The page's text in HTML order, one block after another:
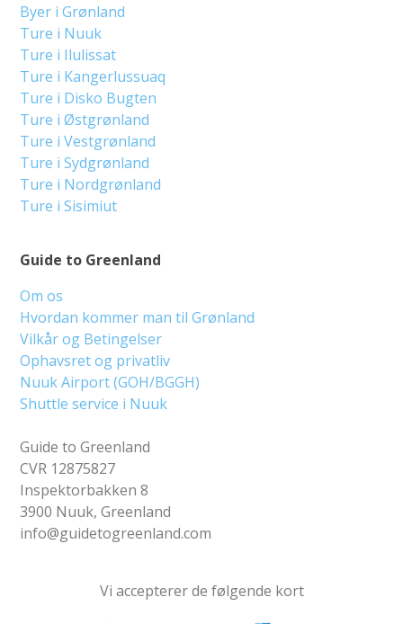
Guide to Greenland
Om os
Hvordan kommer man til Grønland
Vilkår og Betingelser
Ophavsret og privatliv
Nuuk Airport (GOH/BGGH)
Shuttle service i Nuuk
Guide to Greenland
CVR 12875827
Inspektorbakken 8
3900 Nuuk, Greenland
info@guidetogreenland.com
Byer i Grønland
Ture i Nuuk
Ture i Ilulissat
Ture i Kangerlussuaq
Ture i Disko Bugten
Ture i Østgrønland
Ture i Vestgrønland
Ture i Sydgrønland
Ture i Nordgrønland
Ture i Sisimiut
Vi accepterer de følgende kort